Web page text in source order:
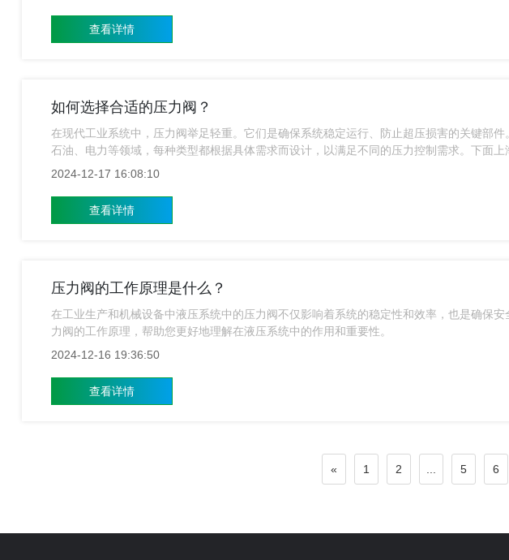
查看详情
如何选择合适的压力阀？
在现代工业系统中，压力阀举足轻重。它们是确保系统稳定运行、防止超压损害的关键部
石油、电力等领域，每种类型都根据具体需求而设计，以满足不同的压力控制需求。下面
选择合适的压力阀？
2024-12-17 16:08:10
查看详情
压力阀的工作原理是什么？
在工业生产和机械设备中液压系统中的压力阀不仅影响着系统的稳定性和效率，也是确保
力阀的工作原理，帮助您更好地理解在液压系统中的作用和重要性。
2024-12-16 19:36:50
查看详情
« 1 2 5 6